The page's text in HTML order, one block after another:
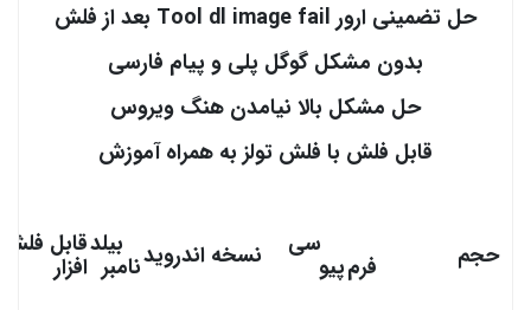
حل تضمینی ارور Tool dl image fail بعد از فلش
بدون مشکل گوگل پلی و پیام فارسی
حل مشکل بالا نیامدن هنگ ویروس
قابل فلش با فلش تولز به همراه آموزش
حجم فرم
سی
پیو نسخه اندروید بیلد
نامبر
قابل فلش
افزار